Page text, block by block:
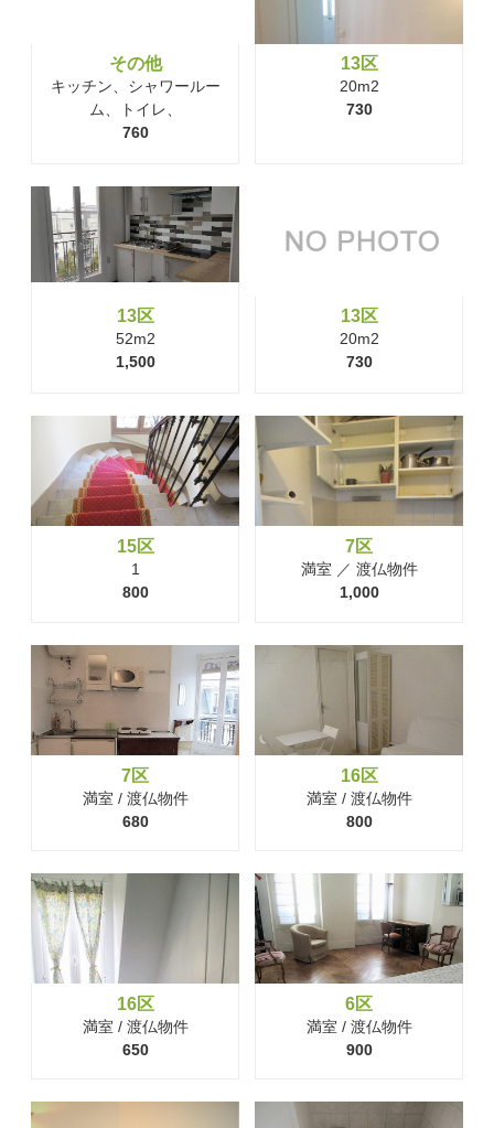
その他
キッチン、シャワールー
ム、トイレ、
760
13区
20m2
730
13区
52m2
1,500
13区
20m2
730
15区
1
800
7区
満室 ／ 渡仏物件
1,000
7区
満室 / 渡仏物件
680
16区
満室 / 渡仏物件
800
16区
満室 / 渡仏物件
650
6区
満室 / 渡仏物件
900